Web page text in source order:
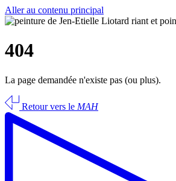
Aller au contenu principal
404
La page demandée n'existe pas (ou plus).
Retour vers le MAH